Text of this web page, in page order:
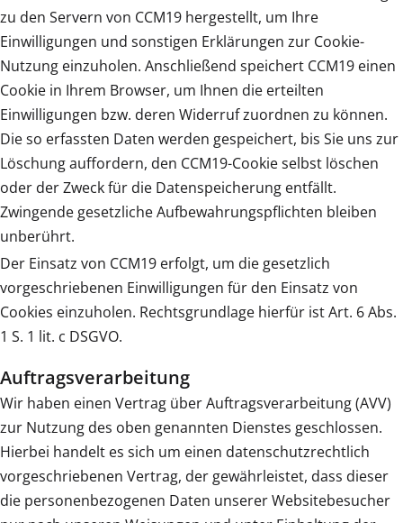
zu den Servern von CCM19 hergestellt, um Ihre
Einwilligungen und sonstigen Erklärungen zur Cookie-
Nutzung einzuholen. Anschließend speichert CCM19 einen
Cookie in Ihrem Browser, um Ihnen die erteilten
Einwilligungen bzw. deren Widerruf zuordnen zu können.
Die so erfassten Daten werden gespeichert, bis Sie uns zur
Löschung auffordern, den CCM19-Cookie selbst löschen
oder der Zweck für die Datenspeicherung entfällt.
Zwingende gesetzliche Aufbewahrungspflichten bleiben
unberührt.
Der Einsatz von CCM19 erfolgt, um die gesetzlich
vorgeschriebenen Einwilligungen für den Einsatz von
Cookies einzuholen. Rechtsgrundlage hierfür ist Art. 6 Abs.
1 S. 1 lit. c DSGVO.
Auftragsverarbeitung
Wir haben einen Vertrag über Auftragsverarbeitung (AVV)
zur Nutzung des oben genannten Dienstes geschlossen.
Hierbei handelt es sich um einen datenschutzrechtlich
vorgeschriebenen Vertrag, der gewährleistet, dass dieser
die personenbezogenen Daten unserer Websitebesucher